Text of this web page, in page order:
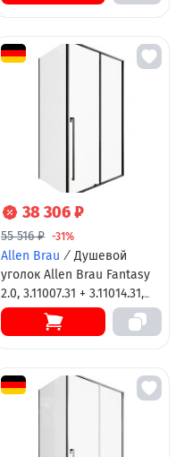
38 306 ₽
55 516 ₽ -31%
Allen Brau / Душевой
уголок Allen Brau Fantasy
2.0, 3.11007.31 + 3.11014.31,
130 х 100 см, стекло
прозрачное, профиль